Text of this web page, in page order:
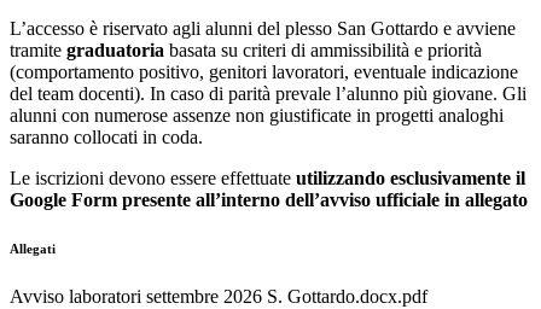
L’accesso è riservato agli alunni del plesso San Gottardo e avviene
tramite graduatoria basata su criteri di ammissibilità e priorità
(comportamento positivo, genitori lavoratori, eventuale indicazione
del team docenti). In caso di parità prevale l’alunno più giovane. Gli
alunni con numerose assenze non giustificate in progetti analoghi
saranno collocati in coda.
Le iscrizioni devono essere effettuate utilizzando esclusivamente il
Google Form presente all’interno dell’avviso ufficiale in allegato
Allegati
Avviso laboratori settembre 2026 S. Gottardo.docx.pdf